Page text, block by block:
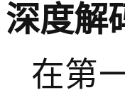
深度解
在第